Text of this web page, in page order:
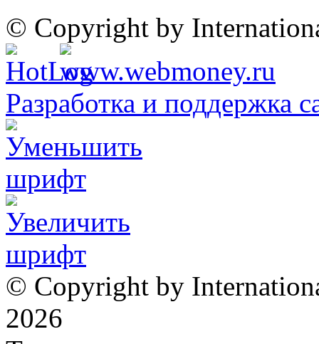
© Copyright by
Разработка и поддержка
© Copyright by
2026